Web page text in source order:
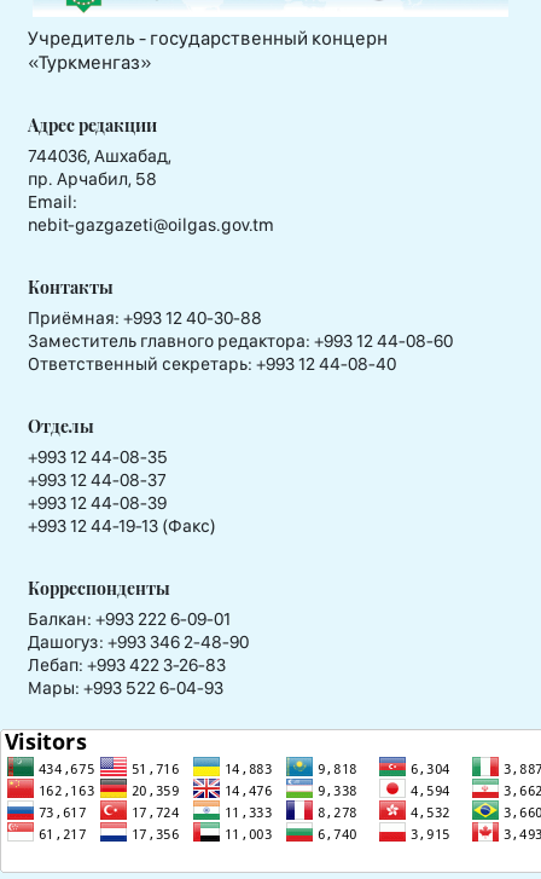
Учредитель - государственный концерн
«Туркменгаз»
Адрес редакции
744036, Ашхабад,
пр. Арчабил, 58
Email:
nebit-gazgazeti@oilgas.gov.tm
Контакты
Приёмная: +993 12 40-30-88
Заместитель главного редактора: +993 12 44-08-60
Ответственный секретарь: +993 12 44-08-40
Отделы
+993 12 44-08-35
+993 12 44-08-37
+993 12 44-08-39
+993 12 44-19-13 (Факс)
Корреспонденты
Балкан: +993 222 6-09-01
Дашогуз: +993 346 2-48-90
Лебап: +993 422 3-26-83
Мары: +993 522 6-04-93